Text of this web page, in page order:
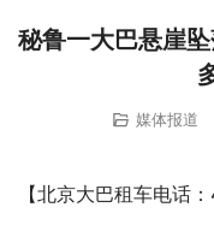
秘鲁一大巴悬崖
媒体报道
【北京大巴租车电话